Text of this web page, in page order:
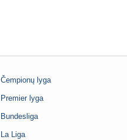
Čempionų lyga
Premier lyga
Bundesliga
La Liga